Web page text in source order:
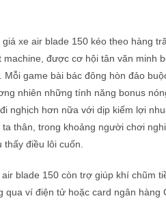
xe air blade 150 kéo theo hàng
machine, được cơ hội tân văn minh
Mỗi game bài bác đông hòn đảo
nhiên những tính năng bonus
nghịch hơn nữa với dịp kiếm lợi
thân, trong khoảng người chơi
điều lôi cuốn.
blade 150 còn trợ giúp khí chũm
qua ví điện tử hoặc card ngân hàng